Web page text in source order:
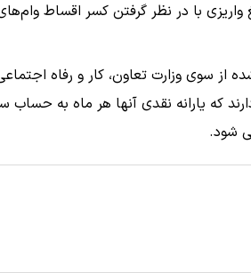
واریزی با در نظر گرفتن کسر اقساط
که یارانه نقدی آنها هر ماه به